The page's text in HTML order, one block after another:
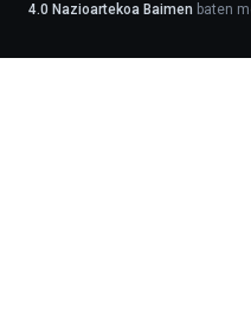
4.0 Nazioartekoa Baimen baten